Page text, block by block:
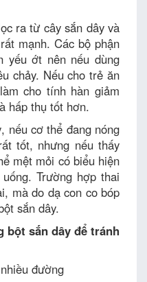
ra từ cây sắn dây và
mạnh. Các bộ phận
yếu ớt nên nếu dùng
chảy. Nếu cho trẻ ăn
cho tính hàn giảm
hấp thụ tốt hơn.
nếu cơ thể đang nóng
tốt, nhưng nếu thấy
mệt mỏi có biểu hiện
Trường hợp thai
mà do dạ con co bóp
sắn dây.
bột sắn dây để tránh
đường